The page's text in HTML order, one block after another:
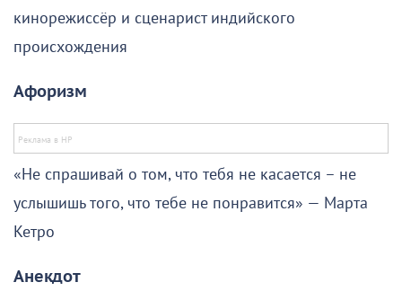
кинорежиссёр и сценарист индийского
происхождения
Афоризм
«Не спрашивай о том, что тебя не касается – не
услышишь того, что тебе не понравится» — Марта
Кетро
Анекдот